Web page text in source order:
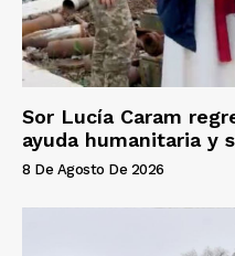
Sor Lucía Caram
ayuda humanitaria y
8 De Agosto De 2026